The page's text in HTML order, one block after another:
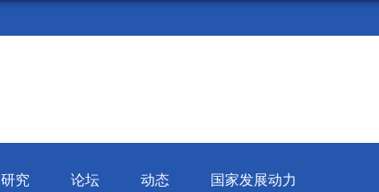
研究 论坛 动态 国家发展动力